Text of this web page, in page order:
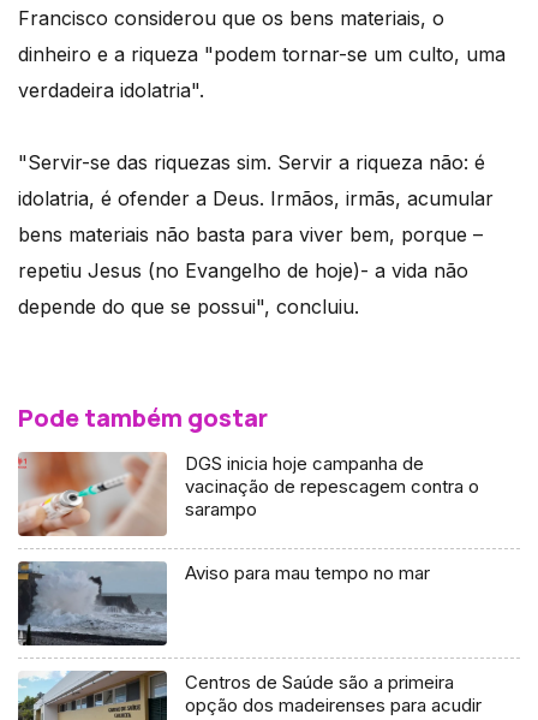
Francisco considerou que os bens materiais, o
dinheiro e a riqueza "podem tornar-se um culto, uma
verdadeira idolatria".
"Servir-se das riquezas sim. Servir a riqueza não: é
idolatria, é ofender a Deus. Irmãos, irmãs, acumular
bens materiais não basta para viver bem, porque –
repetiu Jesus (no Evangelho de hoje)- a vida não
depende do que se possui", concluiu.
Pode também gostar
DGS inicia hoje campanha de
vacinação de repescagem contra o
sarampo
Aviso para mau tempo no mar
Centros de Saúde são a primeira
opção dos madeirenses para acudir